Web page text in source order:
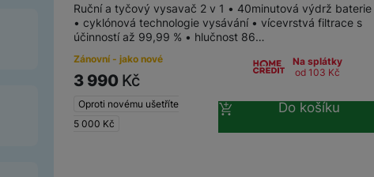
Ruční a tyčový vysavač 2 v 1 • 40minutová výdrž baterie
• cyklónová technologie vysávání • vícevrstvá filtrace s
účinností až 99,99 % • hlučnost 86…
Zánovní - jako nové
3 990 Kč
Oproti novému ušetříte
5 000 Kč
Na splátky
od 103 Kč
Do košíku